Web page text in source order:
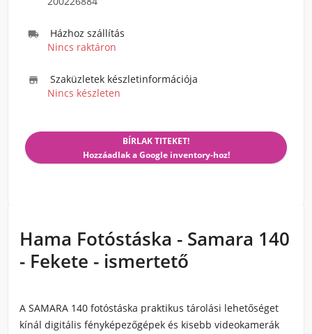

Házhoz szállítás
Nincs raktáron

Szaküzletek készletinformációja
Nincs készleten
BÍRLAK TITEKET!
Hozzáadlak a Google inventory-hoz!
Hama Fotóstáska - Samara 140
- Fekete - ismertető
A SAMARA 140 fotóstáska praktikus tárolási lehetőséget
kínál digitális fényképezőgépek és kisebb videokamerák